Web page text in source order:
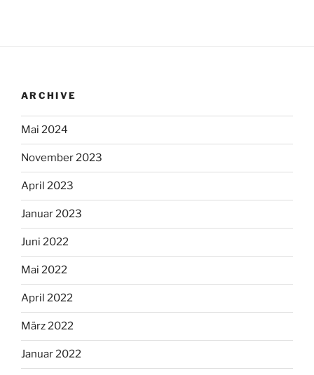
ARCHIVE
Mai 2024
November 2023
April 2023
Januar 2023
Juni 2022
Mai 2022
April 2022
März 2022
Januar 2022